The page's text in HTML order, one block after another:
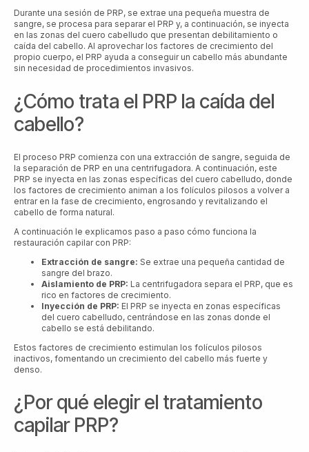
Durante una sesión de PRP, se extrae una pequeña muestra de
sangre, se procesa para separar el PRP y, a continuación, se inyecta
en las zonas del cuero cabelludo que presentan debilitamiento o
caída del cabello. Al aprovechar los factores de crecimiento del
propio cuerpo, el PRP ayuda a conseguir un cabello más abundante
sin necesidad de procedimientos invasivos.
¿Cómo trata el PRP la caída del
cabello?
El proceso PRP comienza con una extracción de sangre, seguida de
la separación de PRP en una centrifugadora. A continuación, este
PRP se inyecta en las zonas específicas del cuero cabelludo, donde
los factores de crecimiento animan a los folículos pilosos a volver a
entrar en la fase de crecimiento, engrosando y revitalizando el
cabello de forma natural.
A continuación le explicamos paso a paso cómo funciona la
restauración capilar con PRP:
Extracción de sangre: Se extrae una pequeña cantidad de
sangre del brazo.
Aislamiento de PRP: La centrifugadora separa el PRP, que es
rico en factores de crecimiento.
Inyección de PRP: El PRP se inyecta en zonas específicas
del cuero cabelludo, centrándose en las zonas donde el
cabello se está debilitando.
Estos factores de crecimiento estimulan los folículos pilosos
inactivos, fomentando un crecimiento del cabello más fuerte y
denso.
¿Por qué elegir el tratamiento
capilar PRP?